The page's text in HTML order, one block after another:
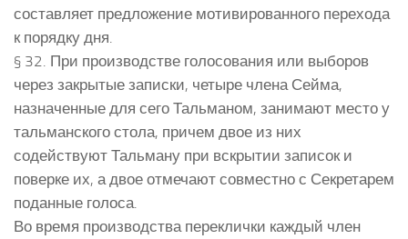
составляет предложение мотивированного перехода
к порядку дня.
§ 32. При производстве голосования или выборов
через закрытые записки, четыре члена Сейма,
назначенные для сего Тальманом, занимают место у
тальманского стола, причем двое из них
содействуют Тальману при вскрытии записок и
поверке их, а двое отмечают совместно с Секретарем
поданные голоса.
Во время производства переклички каждый член